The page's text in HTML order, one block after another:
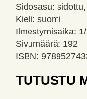
Sidosasu:
Kieli: suomi
Ilmestymisaika:
Sivumäärä: 192
ISBN:
TUTUSTU